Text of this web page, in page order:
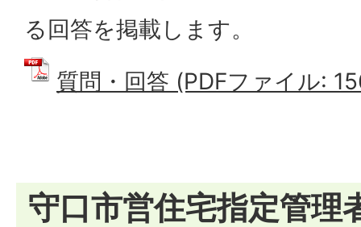
る回答を掲載します。
質問・回答 (PDFファイル:
守口市営住宅指定管理